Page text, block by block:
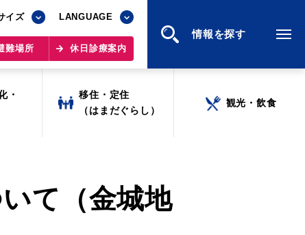
イズ LANGUAGE
難場所 休日診療案内
情報を探す
イズ LANGUAGE
難場所 休日診療案内
情報を探す
・
移住・定住
（はまだぐらし）
観光・飲食
・
移住・定住
（はまだぐらし）
観光・飲食
て（金城地